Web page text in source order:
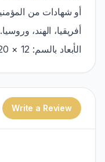
أو شهادات من
أفريقيا، الهند،
الأبعاد بالسم: 12 × 20 × 1.2
Write a Review